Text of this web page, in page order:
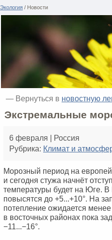
Экология / Новости
— Вернуться в новостную
Экстремальные
6 февраля | Россия
Рубрика: Климат и
Морозный период на
и сегодня стужа начнёт
температуры будет на Юге.
повысятся до +5...+10°. На
потепление ожидается
в восточных районах пока
−11...−16°.